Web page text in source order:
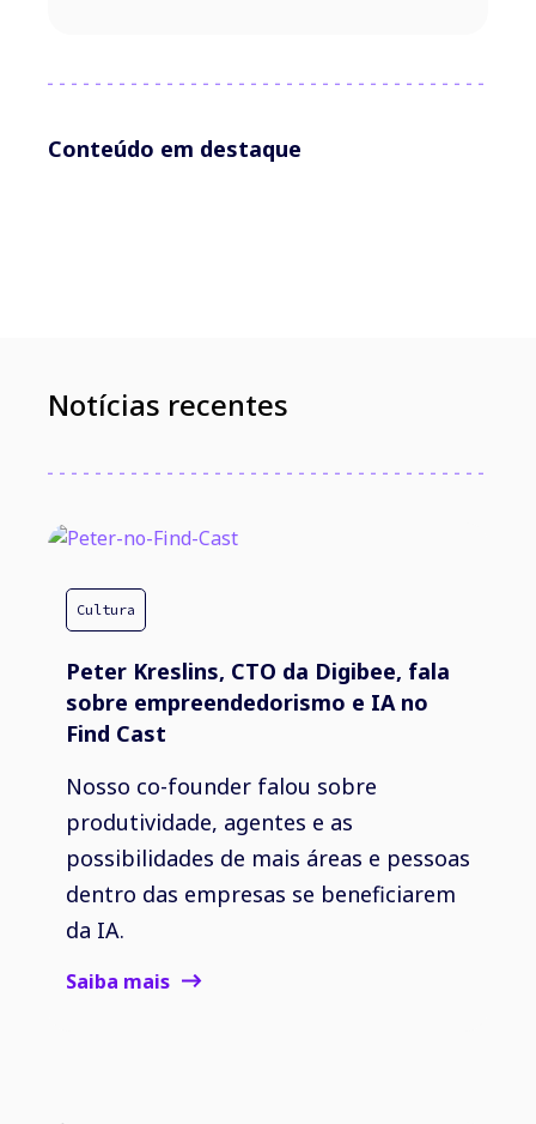
Conteúdo em destaque
Notícias recentes
Cultura
Peter Kreslins, CTO da Digibee, fala
sobre empreendedorismo e IA no
Find Cast
Nosso co-founder falou sobre
produtividade, agentes e as
possibilidades de mais áreas e pessoas
dentro das empresas se beneficiarem
da IA.
Saiba mais